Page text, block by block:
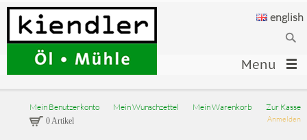
english
Menu
Mein Benutzerkonto Mein Wunschzettel Mein Warenkorb Zur Kasse
Anmelden
0 Artikel